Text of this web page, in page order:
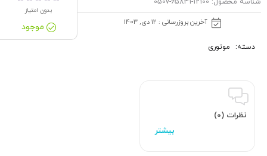
آخرین بروزرسانی : 12 دی, 1403
بدون امتیاز
موجود
دسته: موتوری
نظرات (0)